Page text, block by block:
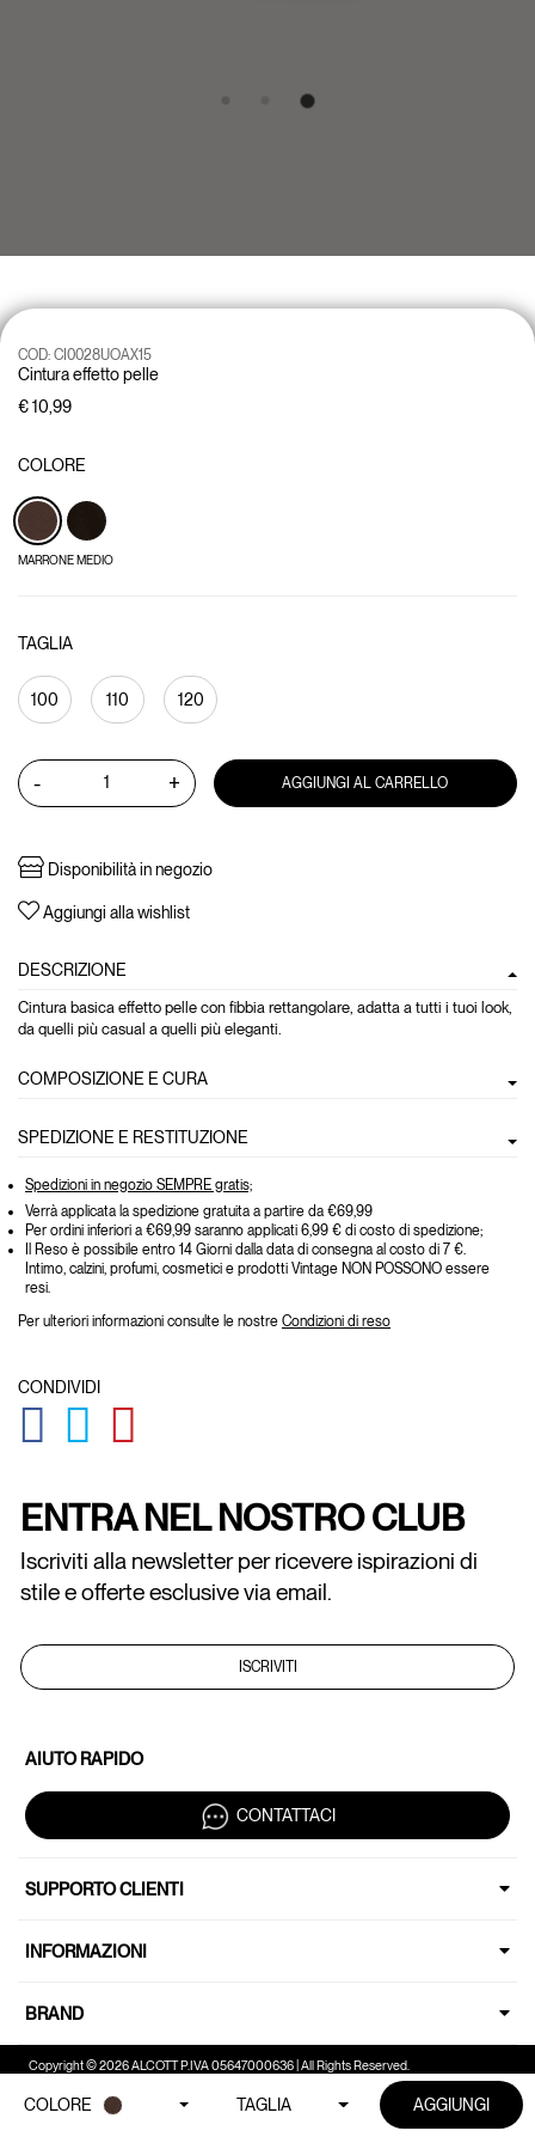
Cintura effetto pelle
COD: CI0028UOAX15
€ 10,99
COLORE
MARRONE MEDIO
TAGLIA
100 110 120
- + AGGIUNGI AL CARRELLO
Disponibilità in negozio
Aggiungi alla wishlist
DESCRIZIONE
Cintura basica effetto pelle con fibbia rettangolare, adatta a tutti i tuoi look,
da quelli più casual a quelli più eleganti.
COMPOSIZIONE E CURA
SPEDIZIONE E RESTITUZIONE
Spedizioni in negozio SEMPRE gratis;
Verrà applicata la spedizione gratuita a partire da €69,99
Per ordini inferiori a €69,99 saranno applicati 6,99 € di costo di spedizione;
Il Reso è possibile entro 14 Giorni dalla data di consegna al costo di 7 €.
Intimo, calzini, profumi, cosmetici e prodotti Vintage NON POSSONO essere
resi.
Per ulteriori informazioni consulte le nostre Condizioni di reso
CONDIVIDI
GLOBAL.SOCIALSHARE.FACEBOOK
GLOBAL.SOCIALSHARE.TWITTER
COLORE TAGLIA AGGIUNGI
ENTRA NEL NOSTRO CLUB
Iscriviti alla newsletter per ricevere ispirazioni di
stile e offerte esclusive via email.
ISCRIVITI
AIUTO RAPIDO
CONTATTACI
SUPPORTO CLIENTI
INFORMAZIONI
BRAND
Copyright © 2026 ALCOTT P.IVA 05647000636 | All Rights Reserved.
Le tue preferenze relative alla privacy